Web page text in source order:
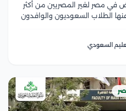
في مصر لغير المصريين من أكثر
الطلاب السعوديون والوافدون
من الدول...
السعودي